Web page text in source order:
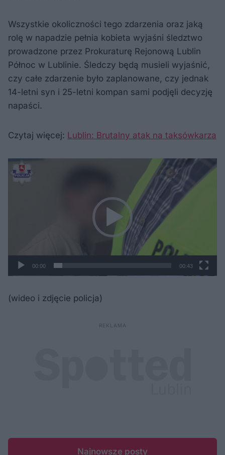
Wszystkie okoliczności tego zdarzenia oraz jaką
rolę w napadzie pełnia kobieta wyjaśni śledztwo
prowadzone przez Prokuraturę Rejonową Lublin
Północ w Lublinie. Śledczy będą musieli wyjaśnić,
czy całe zdarzenie było zaplanowane, czy jednak
14-letni syn i 25-letni kompan sami podjęli decyzję
napaści.
Czytaj więcej: Lublin: Brutalny atak na taksówkarza
Odtwarzacz
video
00:00 00:43
(wideo i zdjęcie policja)
Najnowsze posty